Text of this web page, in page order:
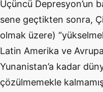
Üçüncü Depresyon’un
sene geçtikten sonra,
olmak üzere)
Latin Amerika ve Avrupa
Yunanistan’a kadar
çözülmemekle